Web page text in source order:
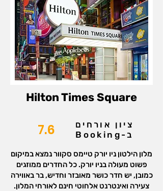
Hilton Times Square
7.6
ציון אורחים
ב-Booking
מלון הילטון ניו יורק טיימס סקוור נמצא במיקום
פשוט מעולה בניו יורק. כל החדרים ממוזגים
כמובן, יש חדר כושר מאובזר וחדיש, בר באווירה
צעירה ואינטרנט אלחוטי חינם לאורחי המלון.